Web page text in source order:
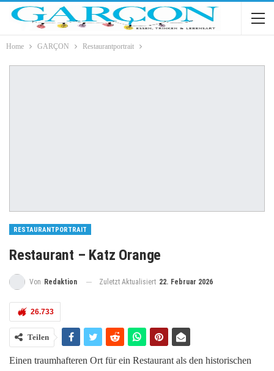
Home GARÇON Restaurantportrait
RESTAURANTPORTRAIT
Restaurant – Katz Orange
Von Redaktion Zuletzt Aktualisiert 22. Februar 2026
26.733
Teilen
Einen traumhafteren Ort für ein Restaurant als den historischen